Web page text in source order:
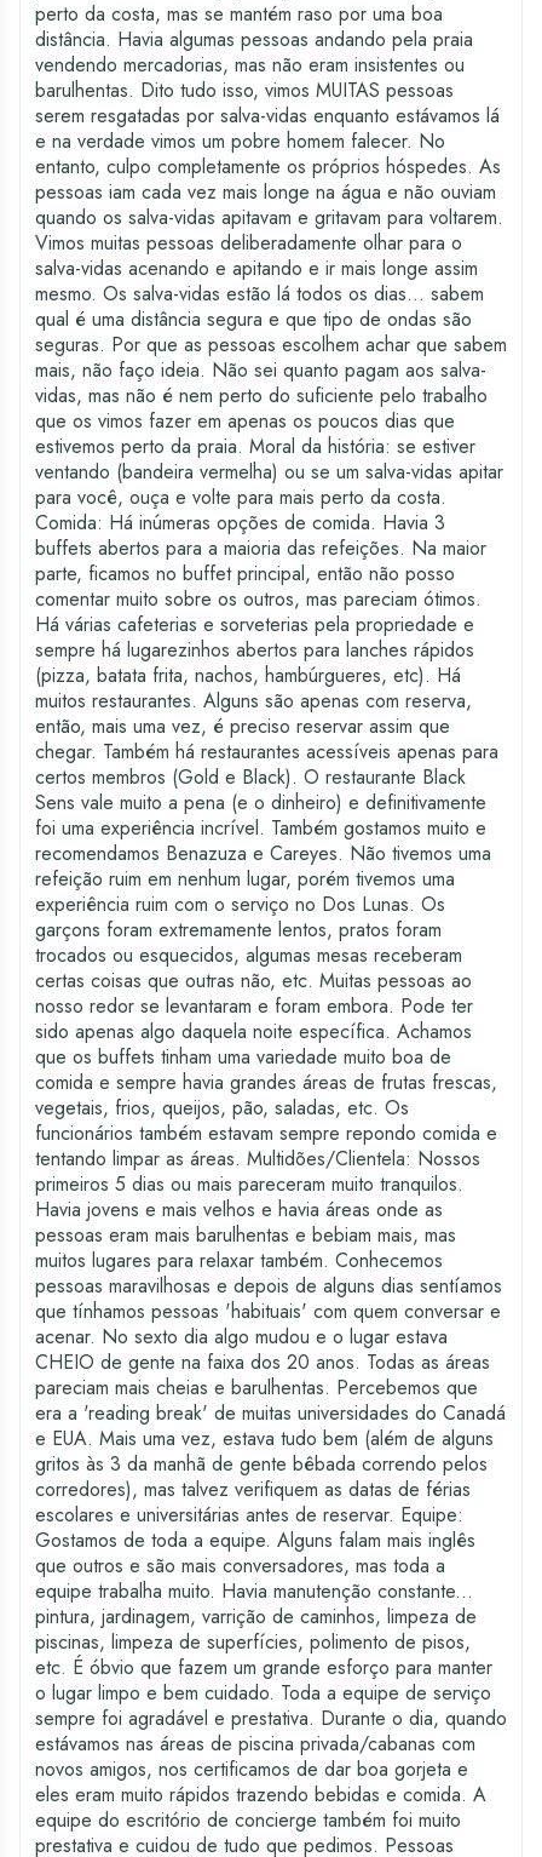
perto da costa, mas se mantém raso por uma boa
distância. Havia algumas pessoas andando pela praia
vendendo mercadorias, mas não eram insistentes ou
barulhentas. Dito tudo isso, vimos MUITAS pessoas
serem resgatadas por salva-vidas enquanto estávamos lá
e na verdade vimos um pobre homem falecer. No
entanto, culpo completamente os próprios hóspedes. As
pessoas iam cada vez mais longe na água e não ouviam
quando os salva-vidas apitavam e gritavam para voltarem.
Vimos muitas pessoas deliberadamente olhar para o
salva-vidas acenando e apitando e ir mais longe assim
mesmo. Os salva-vidas estão lá todos os dias... sabem
qual é uma distância segura e que tipo de ondas são
seguras. Por que as pessoas escolhem achar que sabem
mais, não faço ideia. Não sei quanto pagam aos salva-
vidas, mas não é nem perto do suficiente pelo trabalho
que os vimos fazer em apenas os poucos dias que
estivemos perto da praia. Moral da história: se estiver
ventando (bandeira vermelha) ou se um salva-vidas apitar
para você, ouça e volte para mais perto da costa.
Comida: Há inúmeras opções de comida. Havia 3
buffets abertos para a maioria das refeições. Na maior
parte, ficamos no buffet principal, então não posso
comentar muito sobre os outros, mas pareciam ótimos.
Há várias cafeterias e sorveterias pela propriedade e
sempre há lugarezinhos abertos para lanches rápidos
(pizza, batata frita, nachos, hambúrgueres, etc). Há
muitos restaurantes. Alguns são apenas com reserva,
então, mais uma vez, é preciso reservar assim que
chegar. Também há restaurantes acessíveis apenas para
certos membros (Gold e Black). O restaurante Black
Sens vale muito a pena (e o dinheiro) e definitivamente
foi uma experiência incrível. Também gostamos muito e
recomendamos Benazuza e Careyes. Não tivemos uma
refeição ruim em nenhum lugar, porém tivemos uma
experiência ruim com o serviço no Dos Lunas. Os
garçons foram extremamente lentos, pratos foram
trocados ou esquecidos, algumas mesas receberam
certas coisas que outras não, etc. Muitas pessoas ao
nosso redor se levantaram e foram embora. Pode ter
sido apenas algo daquela noite específica. Achamos
que os buffets tinham uma variedade muito boa de
comida e sempre havia grandes áreas de frutas frescas,
vegetais, frios, queijos, pão, saladas, etc. Os
funcionários também estavam sempre repondo comida e
tentando limpar as áreas. Multidões/Clientela: Nossos
primeiros 5 dias ou mais pareceram muito tranquilos.
Havia jovens e mais velhos e havia áreas onde as
pessoas eram mais barulhentas e bebiam mais, mas
muitos lugares para relaxar também. Conhecemos
pessoas maravilhosas e depois de alguns dias sentíamos
que tínhamos pessoas 'habituais' com quem conversar e
acenar. No sexto dia algo mudou e o lugar estava
CHEIO de gente na faixa dos 20 anos. Todas as áreas
pareciam mais cheias e barulhentas. Percebemos que
era a 'reading break' de muitas universidades do Canadá
e EUA. Mais uma vez, estava tudo bem (além de alguns
gritos às 3 da manhã de gente bêbada correndo pelos
corredores), mas talvez verifiquem as datas de férias
escolares e universitárias antes de reservar. Equipe:
Gostamos de toda a equipe. Alguns falam mais inglês
que outros e são mais conversadores, mas toda a
equipe trabalha muito. Havia manutenção constante...
pintura, jardinagem, varrição de caminhos, limpeza de
piscinas, limpeza de superfícies, polimento de pisos,
etc. É óbvio que fazem um grande esforço para manter
o lugar limpo e bem cuidado. Toda a equipe de serviço
sempre foi agradável e prestativa. Durante o dia, quando
estávamos nas áreas de piscina privada/cabanas com
novos amigos, nos certificamos de dar boa gorjeta e
eles eram muito rápidos trazendo bebidas e comida. A
equipe do escritório de concierge também foi muito
prestativa e cuidou de tudo que pedimos. Pessoas